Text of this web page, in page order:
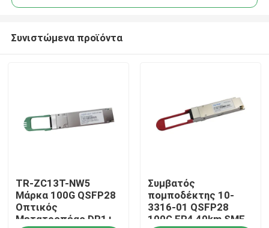
Συνιστώμενα προϊόντα
TR-ZC13T-NW5
Μάρκα 100G QSFP28
Οπτικός
Μετατροπέας DR1+
Συμβατός
πομποδέκτης 10-
3316-01 QSFP28
100G ER4 40km SMF